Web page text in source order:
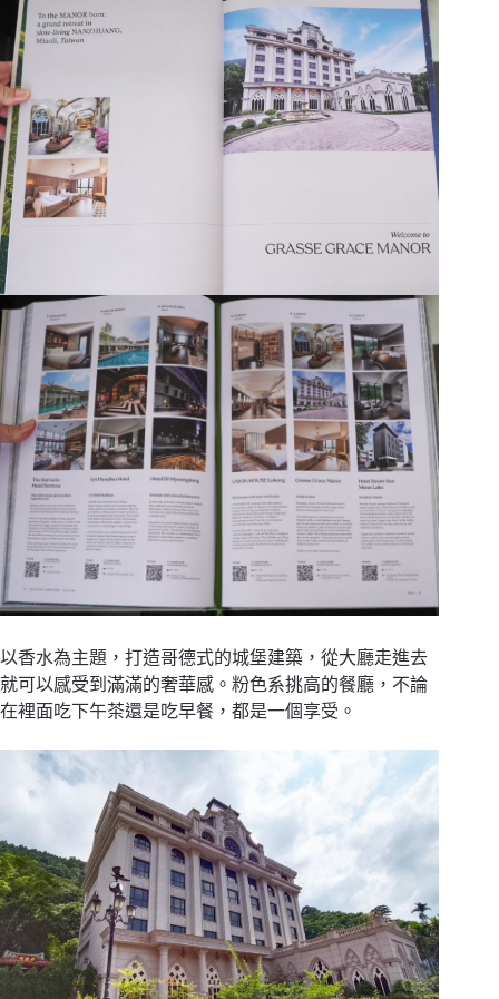
以香水為主題，打造哥德式的城堡建築，從大廳走進去
就可以感受到滿滿的奢華感。粉色系挑高的餐廳，不論
在裡面吃下午茶還是吃早餐，都是一個享受。